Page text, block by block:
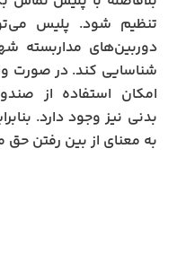
تنظیم شود. پلیس
دوربین‌های مداربسته
شناسایی کند. در صورت
امکان استفاده از
بدنی نیز وجود دارد.
به معنای از بین رفتن